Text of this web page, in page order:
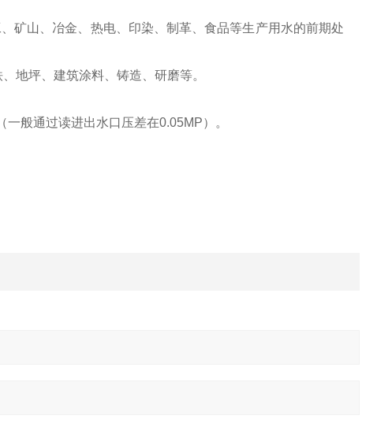
矿山、冶金、热电、印染、制革、食品等生产用水的前期处
地坪、建筑涂料、铸造、研磨等。
一般通过读进出水口压差在0.05MP）。